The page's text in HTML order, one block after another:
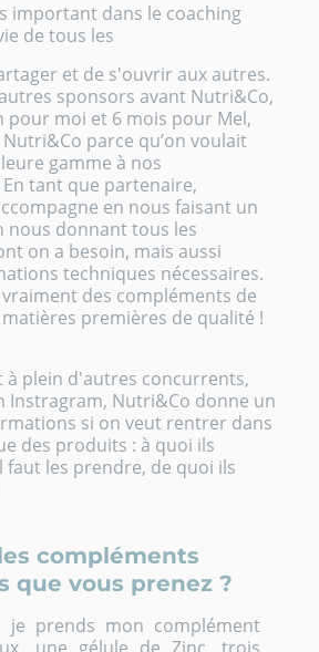
important dans le coaching
de tous les
et de s'ouvrir aux autres.
autres sponsors avant Nutri&Co,
pour moi et 6 mois pour Mel,
parce qu’on voulait
gamme à nos
tant que partenaire,
en nous faisant un
nous donnant tous les
on a besoin, mais aussi
techniques nécessaires.
vraiment des compléments de
premières de qualité !
plein d'autres concurrents,
Instragram, Nutri&Co donne un
si on veut rentrer dans
des produits : à quoi ils
faut les prendre, de quoi ils
compléments
que vous prenez ?
je prends mon complément